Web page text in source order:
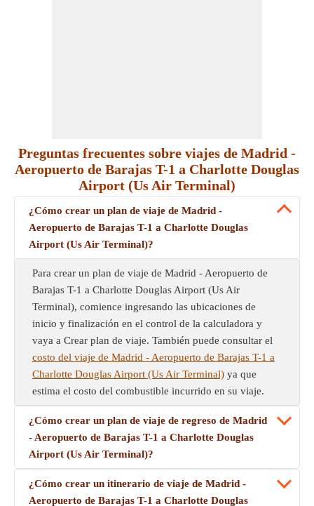
Preguntas frecuentes sobre viajes de Madrid -
Aeropuerto de Barajas T-1 a Charlotte Douglas
Airport (Us Air Terminal)
¿Cómo crear un plan de viaje de Madrid -
Aeropuerto de Barajas T-1 a Charlotte Douglas
Airport (Us Air Terminal)?
Para crear un plan de viaje de Madrid - Aeropuerto de
Barajas T-1 a Charlotte Douglas Airport (Us Air
Terminal), comience ingresando las ubicaciones de
inicio y finalización en el control de la calculadora y
vaya a Crear plan de viaje. También puede consultar el
costo del viaje de Madrid - Aeropuerto de Barajas T-1 a
Charlotte Douglas Airport (Us Air Terminal) ya que
estima el costo del combustible incurrido en su viaje.
¿Cómo crear un plan de viaje de regreso de Madrid
- Aeropuerto de Barajas T-1 a Charlotte Douglas
Airport (Us Air Terminal)?
¿Cómo crear un itinerario de viaje de Madrid -
Aeropuerto de Barajas T-1 a Charlotte Douglas